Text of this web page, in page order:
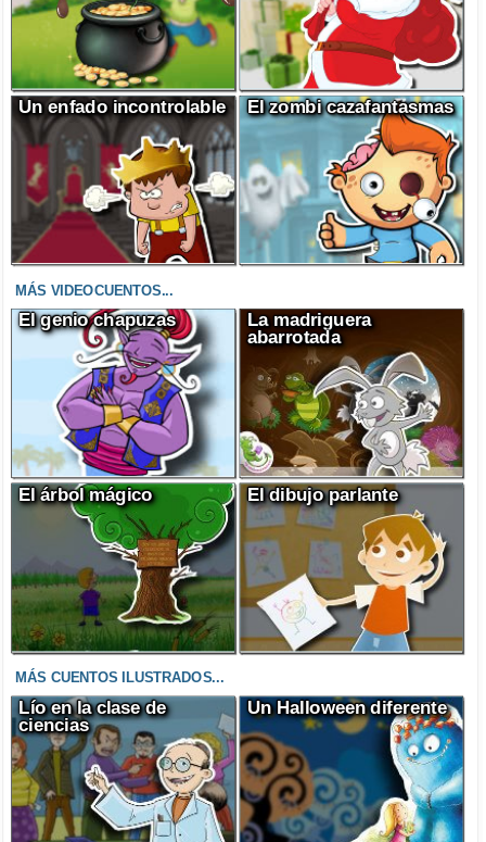
Un enfado incontrolable El zombi cazafantasmas
MÁS VIDEOCUENTOS...
El genio chapuzas
La madriguera
abarrotada
El árbol mágico El dibujo parlante
MÁS CUENTOS ILUSTRADOS...
Lío en la clase de
ciencias
Un Halloween diferente